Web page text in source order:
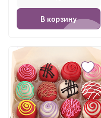
В корзину